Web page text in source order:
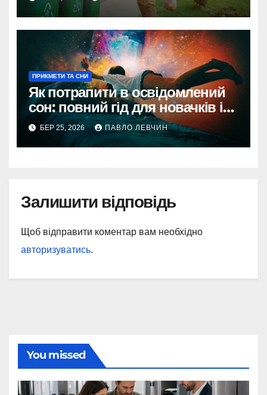
ПРИКМЕТИ ТА СНИ
Як потрапити в освідомлений
сон: повний гід для новачків і
профі
БЕР 25, 2026 ПАВЛО ЛЕВЧИН
Залишити відповідь
Щоб відправити коментар вам необхідно
авторизуватись.
You missed